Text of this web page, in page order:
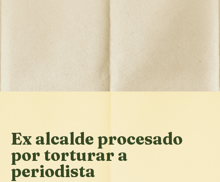
Ex alcalde procesado
por torturar a
periodista